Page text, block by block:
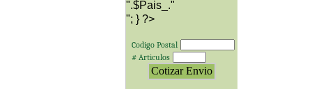
"; } ?>
Codigo Postal
# Articulos